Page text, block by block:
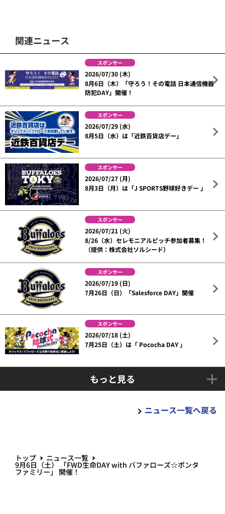
関連ニュース
スポンサー
2026/07/30 (木)
8月6日（木）「守ろう！その電話 日本通信機器
防犯DAY」開催！
スポンサー
2026/07/29 (水)
8月5日（水）は「近鉄百貨店デー」
スポンサー
2026/07/27 (月)
8月3日（月）は「J SPORTS野球好きデー 」
スポンサー
2026/07/21 (火)
8/26（水）セレモニアルピッチ参加者募集！
（提供：株式会社ソルシード）
スポンサー
2026/07/19 (日)
7月26日（日）「Salesforce DAY」開催
スポンサー
2026/07/18 (土)
7月25日（土）は「 Pococha DAY 」
もっと見る
ニュース一覧へ戻る
トップ ニュース一覧
9月6日（土） 「FWD生命DAY with バファローズ☆ポンタ
ファミリー」 開催！